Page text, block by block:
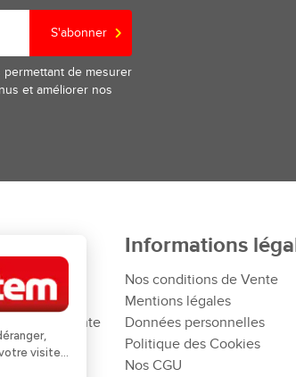
S'abonner
de mesurer
et améliorer nos
et services
Après Vente
Informations
Nos conditions de Vente
Mentions légales
Données personnelles
Politique des Cookies
Nos CGU